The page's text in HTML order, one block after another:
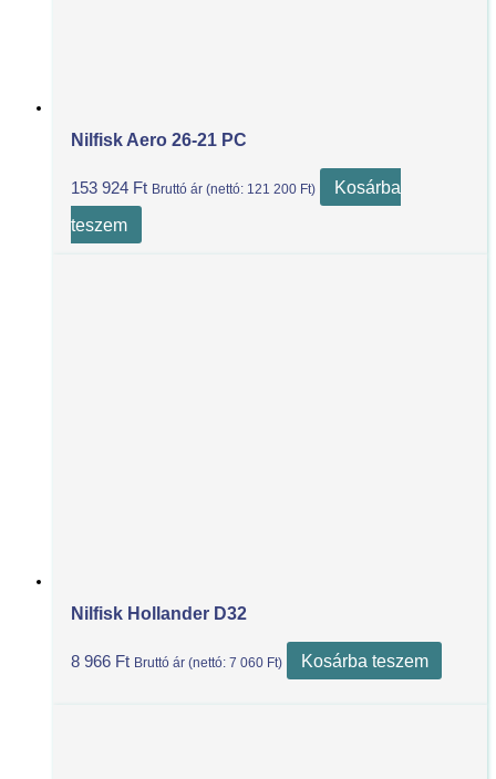
Nilfisk Aero 26-21 PC
153 924 Ft Bruttó ár (nettó: 121 200 Ft)
Kosárba
teszem
Nilfisk Hollander D32
8 966 Ft Bruttó ár (nettó:7 060 Ft) Kosárba teszem